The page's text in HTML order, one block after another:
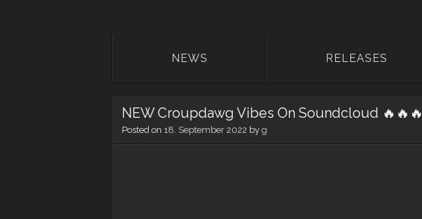
NEWS RELEASES
NEW Croupdawg Vibes On Soundcloud 🔥🔥🔥
Posted on 18. September 2022 by g